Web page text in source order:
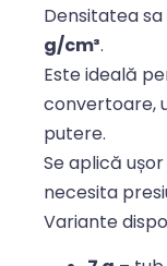
Densitatea
g/cm³.
Este ideală
convertoare,
putere.
Se aplică
necesita
Variante